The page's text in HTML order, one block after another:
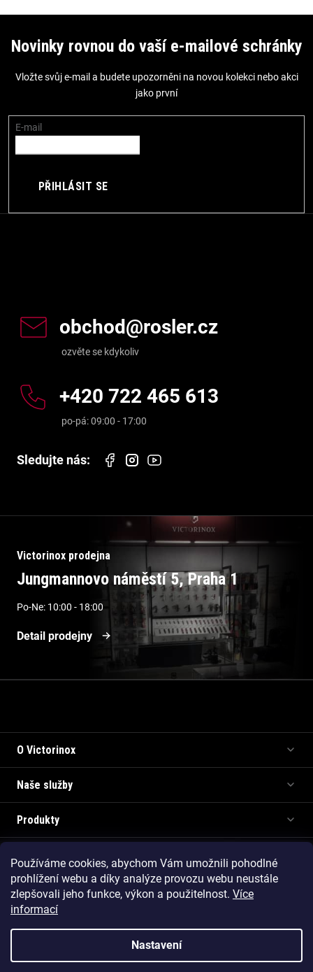
Používáme cookies, abychom Vám umožnili pohodlné
prohlížení webu a díky analýze provozu webu neustále
zlepšovali jeho funkce, výkon a použitelnost. Více
informací
Nastavení
Novinky rovnou do vaší e-mailové schránky
Vložte svůj e-mail a budete upozorněni na novou kolekci nebo akci
jako první
E-mail
PŘIHLÁSIT SE
obchod@rosler.cz
+420 722 465 613
Victorinox prodejna
Jungmannovo náměstí 5, Praha 1
Po-Ne: 10:00 - 18:00
Detail prodejny
O Victorinox
Naše služby
Produkty
Vytvořil Shoptet Premium
Copyright 2026 Victorinox.cz . Všechna práva vyhrazena.